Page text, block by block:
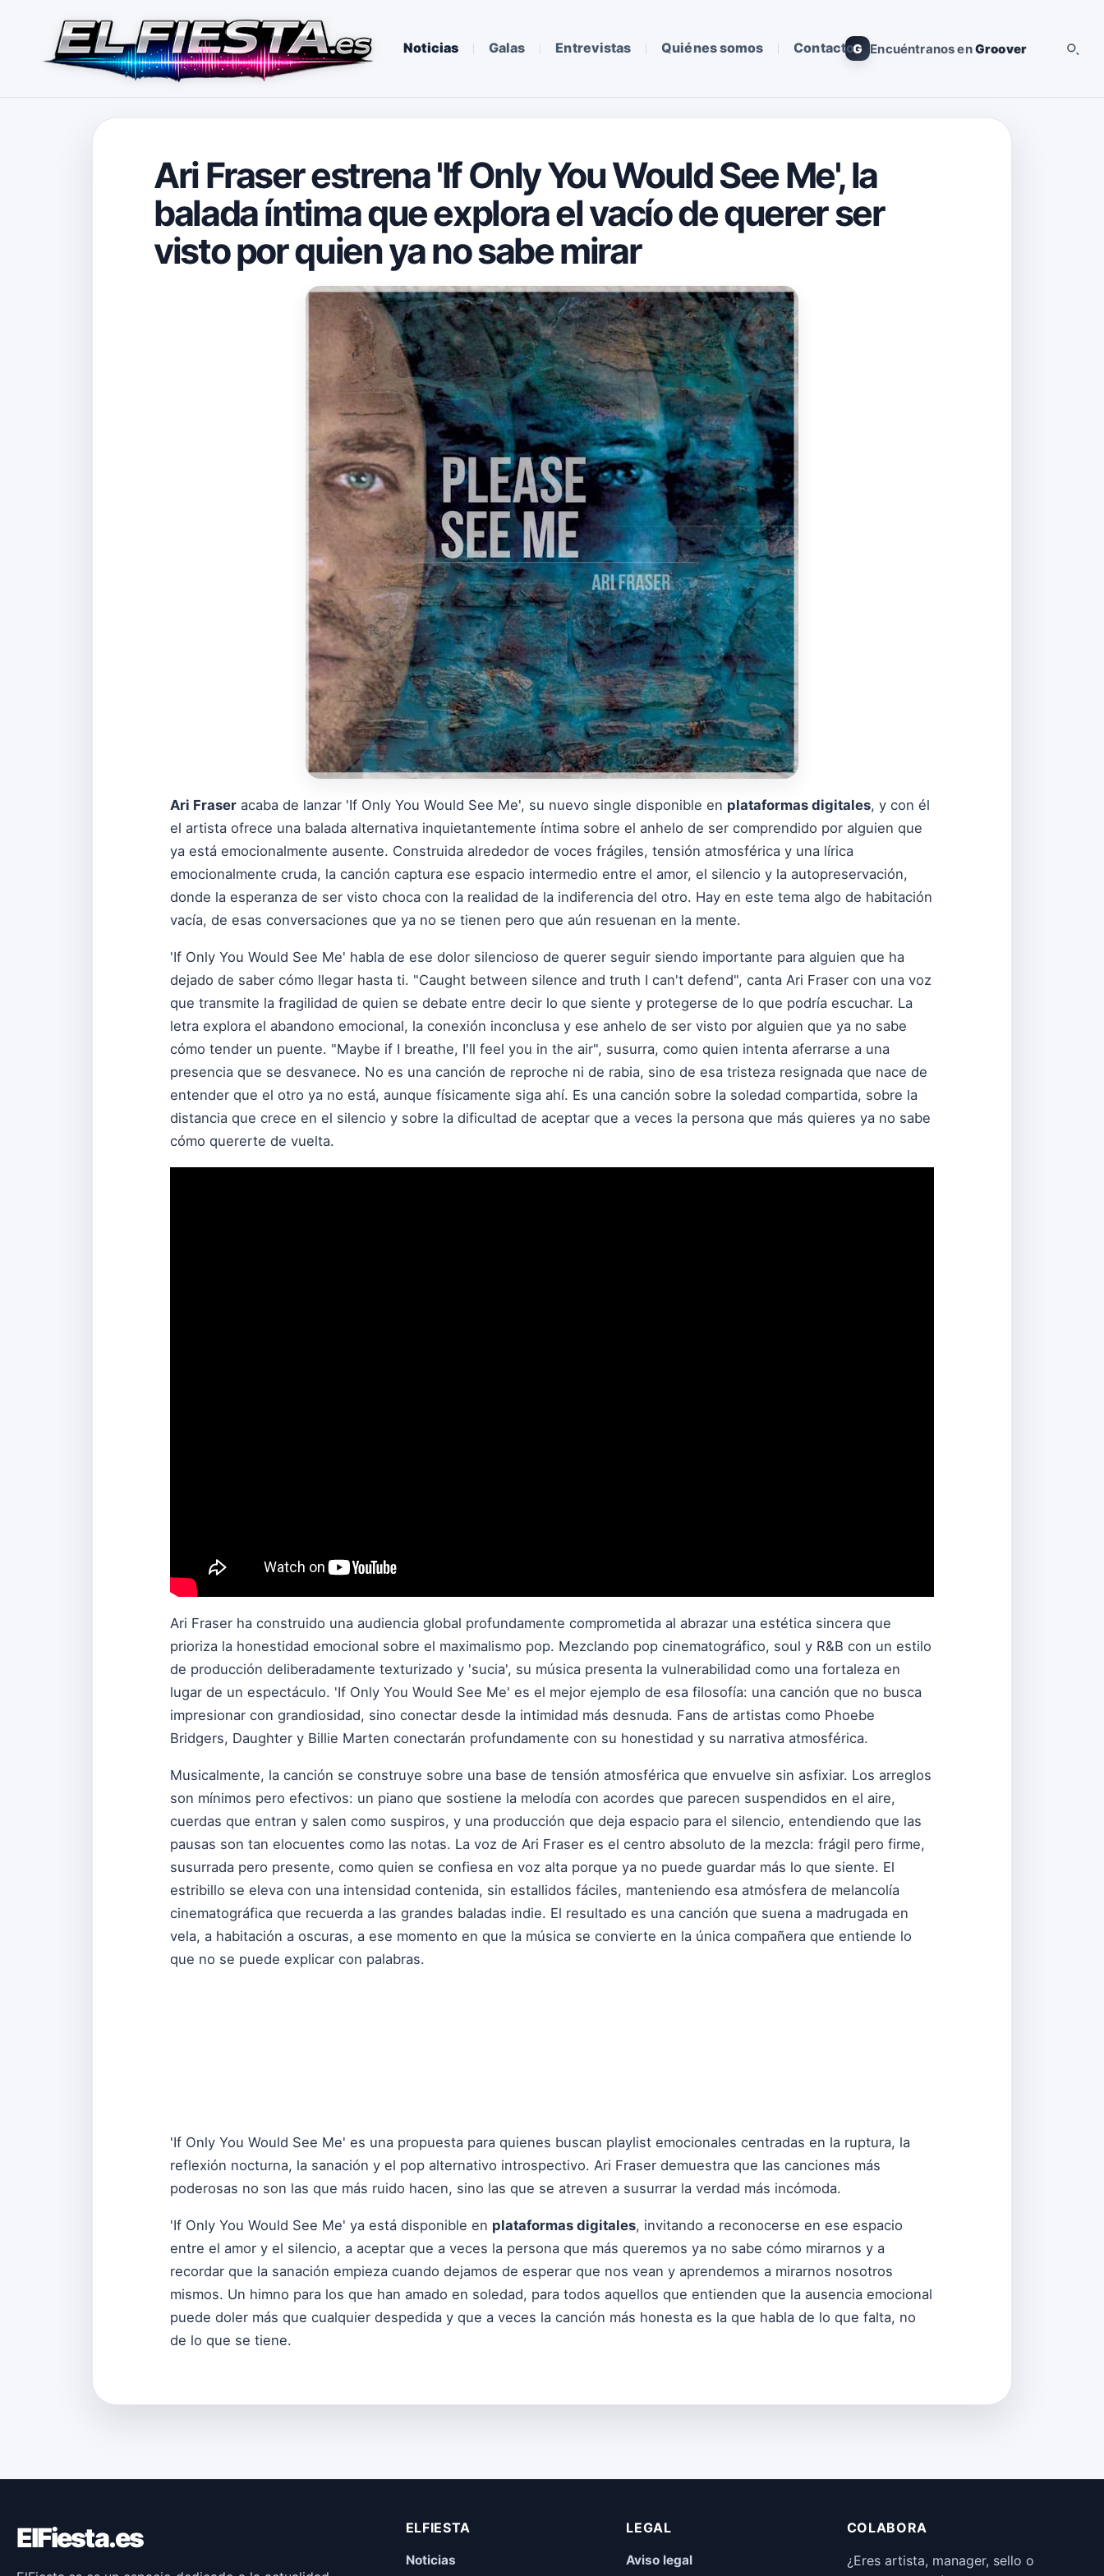
Noticias Galas Entrevistas Quiénes somos ContactoG Encuéntranos enGroover
Ari Fraser estrena 'If Only You Would See Me', la
balada íntima que explora el vacío de querer ser
visto por quien ya no sabe mirar
Ari Fraser acaba de lanzar 'If Only You Would See Me', su nuevo single disponible en plataformas digitales, y con él
el artista ofrece una balada alternativa inquietantemente íntima sobre el anhelo de ser comprendido por alguien que
ya está emocionalmente ausente. Construida alrededor de voces frágiles, tensión atmosférica y una lírica
emocionalmente cruda, la canción captura ese espacio intermedio entre el amor, el silencio y la autopreservación,
donde la esperanza de ser visto choca con la realidad de la indiferencia del otro. Hay en este tema algo de habitación
vacía, de esas conversaciones que ya no se tienen pero que aún resuenan en la mente.
'If Only You Would See Me' habla de ese dolor silencioso de querer seguir siendo importante para alguien que ha
dejado de saber cómo llegar hasta ti. "Caught between silence and truth I can't defend", canta Ari Fraser con una voz
que transmite la fragilidad de quien se debate entre decir lo que siente y protegerse de lo que podría escuchar. La
letra explora el abandono emocional, la conexión inconclusa y ese anhelo de ser visto por alguien que ya no sabe
cómo tender un puente. "Maybe if I breathe, I'll feel you in the air", susurra, como quien intenta aferrarse a una
presencia que se desvanece. No es una canción de reproche ni de rabia, sino de esa tristeza resignada que nace de
entender que el otro ya no está, aunque físicamente siga ahí. Es una canción sobre la soledad compartida, sobre la
distancia que crece en el silencio y sobre la dificultad de aceptar que a veces la persona que más quieres ya no sabe
cómo quererte de vuelta.
Ari Fraser ha construido una audiencia global profundamente comprometida al abrazar una estética sincera que
prioriza la honestidad emocional sobre el maximalismo pop. Mezclando pop cinematográfico, soul y R&B con un estilo
de producción deliberadamente texturizado y 'sucia', su música presenta la vulnerabilidad como una fortaleza en
lugar de un espectáculo. 'If Only You Would See Me' es el mejor ejemplo de esa filosofía: una canción que no busca
impresionar con grandiosidad, sino conectar desde la intimidad más desnuda. Fans de artistas como Phoebe
Bridgers, Daughter y Billie Marten conectarán profundamente con su honestidad y su narrativa atmosférica.
Musicalmente, la canción se construye sobre una base de tensión atmosférica que envuelve sin asfixiar. Los arreglos
son mínimos pero efectivos: un piano que sostiene la melodía con acordes que parecen suspendidos en el aire,
cuerdas que entran y salen como suspiros, y una producción que deja espacio para el silencio, entendiendo que las
pausas son tan elocuentes como las notas. La voz de Ari Fraser es el centro absoluto de la mezcla: frágil pero firme,
susurrada pero presente, como quien se confiesa en voz alta porque ya no puede guardar más lo que siente. El
estribillo se eleva con una intensidad contenida, sin estallidos fáciles, manteniendo esa atmósfera de melancolía
cinematográfica que recuerda a las grandes baladas indie. El resultado es una canción que suena a madrugada en
vela, a habitación a oscuras, a ese momento en que la música se convierte en la única compañera que entiende lo
que no se puede explicar con palabras.
'If Only You Would See Me' es una propuesta para quienes buscan playlist emocionales centradas en la ruptura, la
reflexión nocturna, la sanación y el pop alternativo introspectivo. Ari Fraser demuestra que las canciones más
poderosas no son las que más ruido hacen, sino las que se atreven a susurrar la verdad más incómoda.
'If Only You Would See Me' ya está disponible en plataformas digitales, invitando a reconocerse en ese espacio
entre el amor y el silencio, a aceptar que a veces la persona que más queremos ya no sabe cómo mirarnos y a
recordar que la sanación empieza cuando dejamos de esperar que nos vean y aprendemos a mirarnos nosotros
mismos. Un himno para los que han amado en soledad, para todos aquellos que entienden que la ausencia emocional
puede doler más que cualquier despedida y que a veces la canción más honesta es la que habla de lo que falta, no
de lo que se tiene.
ElFiesta.es ELFIESTA
Noticias
LEGAL
Aviso legal
COLABORA
¿Eres artista, manager, sello o